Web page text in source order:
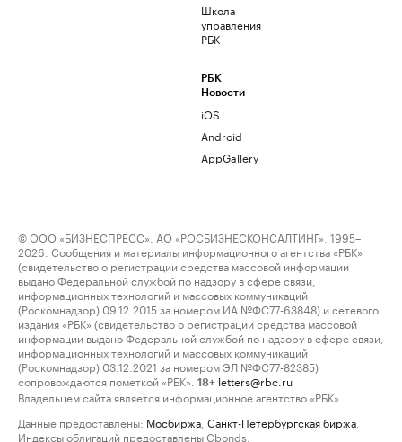
Школа
управления
РБК
РБК
Новости
iOS
Android
AppGallery
© ООО «БИЗНЕСПРЕСС», АО «РОСБИЗНЕСКОНСАЛТИНГ», 1995–
2026. Сообщения и материалы информационного агентства «РБК»
(свидетельство о регистрации средства массовой информации
выдано Федеральной службой по надзору в сфере связи,
информационных технологий и массовых коммуникаций
(Роскомнадзор) 09.12.2015 за номером ИА №ФС77-63848) и сетевого
издания «РБК» (свидетельство о регистрации средства массовой
информации выдано Федеральной службой по надзору в сфере связи,
информационных технологий и массовых коммуникаций
(Роскомнадзор) 03.12.2021 за номером ЭЛ №ФС77-82385)
сопровождаются пометкой «РБК».
18+ letters@rbc.ru
Владельцем сайта является информационное агентство «РБК».
Данные предоставлены: Мосбиржа Санкт-Петербургская биржа
Индексы облигаций предоставлены Cbonds.